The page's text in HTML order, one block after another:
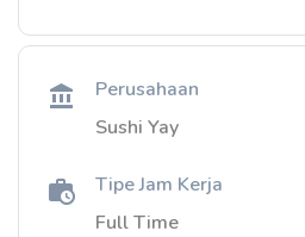
Perusahaan
Sushi Yay
Tipe Jam Kerja
Full Time